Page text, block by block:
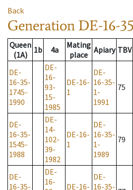
Back
Generation DE-16-
Queen
(1A)
1b 4a
Mating
place Apiary TBV
DE-
16-35-
1745-
1990
DE-
16-
93-
15-
1985
DE-16-
1
DE-
16-35-
1-
1991
75
DE-
16-35-
1545-
1988
DE-
14-
102-
39-
1982
DE-16-
1
DE-
16-35-
1-
1989
79
DE-
16-35-
DE-
16-
DE-16-
DE-
16-35-